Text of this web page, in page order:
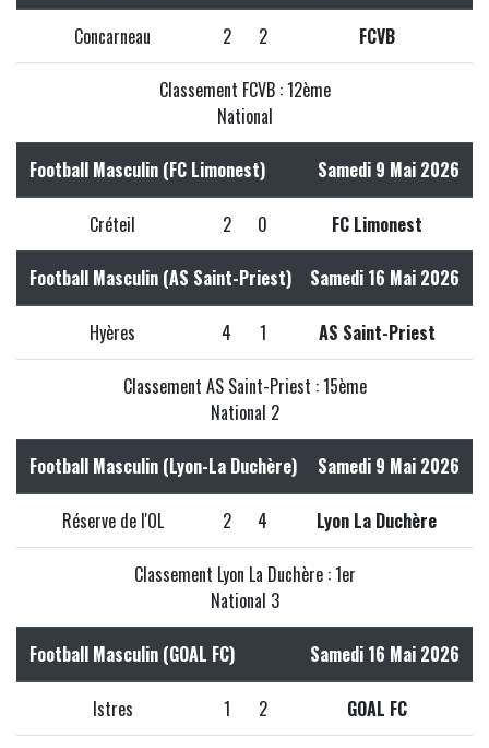
Concarneau 2 2 FCVB
Classement FCVB : 12ème
National
Football Masculin (FC Limonest) Samedi 9 Mai 2026
Créteil 2 0 FC Limonest
Football Masculin (AS Saint-Priest) Samedi 16 Mai 2026
Hyères 4 1 AS Saint-Priest
Classement AS Saint-Priest : 15ème
National 2
Football Masculin (Lyon-La Duchère) Samedi 9 Mai 2026
Réserve de l'OL 2 4 Lyon La Duchère
Classement Lyon La Duchère : 1er
National 3
Football Masculin (GOAL FC) Samedi 16 Mai 2026
Istres 1 2 GOAL FC